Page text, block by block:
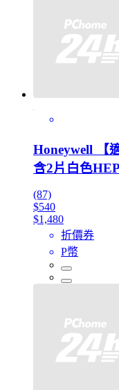
Honeywell 【
含2片白色
(87)
$540
$1,480
折價券
P幣